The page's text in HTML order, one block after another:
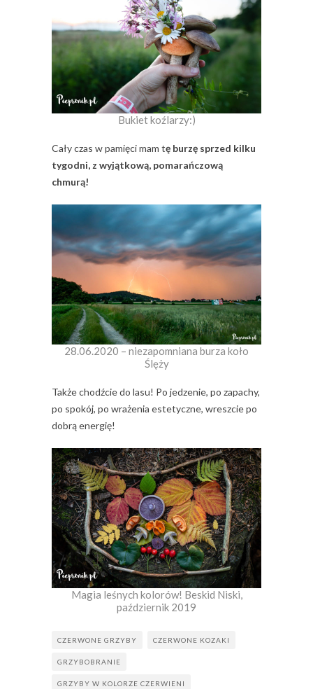
Bukiet koźlarzy:)
Cały czas w pamięci mam tę burzę sprzed kilku
tygodni, z wyjątkową, pomarańczową
chmurą!
28.06.2020 – niezapomniana burza koło
Ślęży
Także chodźcie do lasu! Po jedzenie, po zapachy,
po spokój, po wrażenia estetyczne, wreszcie po
dobrą energię!
Magia leśnych kolorów! Beskid Niski,
październik 2019
CZERWONE GRZYBY CZERWONE KOZAKI
GRZYBOBRANIE
GRZYBY W KOLORZE CZERWIENI